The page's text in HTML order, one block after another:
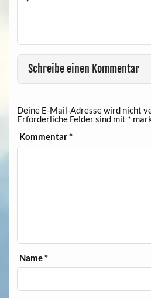
Schreibe einen Kommentar
Deine E-Mail-Adresse wird nicht
Erforderliche Felder sind mit *
Kommentar*
Name*